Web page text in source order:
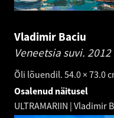
Vladimir Baciu
Veneetsia suvi. 2012
Õli lõuendil. 54.0 × 73.0
Osalenud näitusel
ULTRAMARIIN | Vladimir